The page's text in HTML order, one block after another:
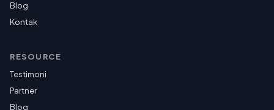
Blog
Kontak
RESOURCE
Testimoni
Partner
Blog